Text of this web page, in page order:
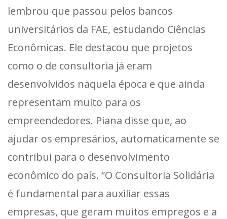
lembrou que passou pelos bancos
universitários da FAE, estudando Ciências
Econômicas. Ele destacou que projetos
como o de consultoria já eram
desenvolvidos naquela época e que ainda
representam muito para os
empreendedores. Piana disse que, ao
ajudar os empresários, automaticamente se
contribui para o desenvolvimento
econômico do país. “O Consultoria Solidária
é fundamental para auxiliar essas
empresas, que geram muitos empregos e a